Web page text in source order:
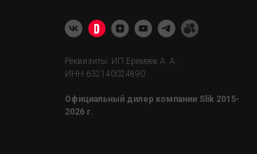
Реквизиты: ИП Еремеев А. А.
ИНН 632140024890
Официальный дилер компании Slik 2015-
2026 г.